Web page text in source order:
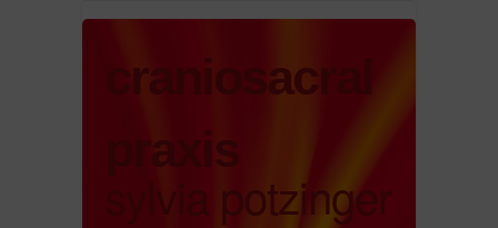
craniosacral
praxis
sylvia potzinger